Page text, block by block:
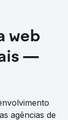
web
—
agências de